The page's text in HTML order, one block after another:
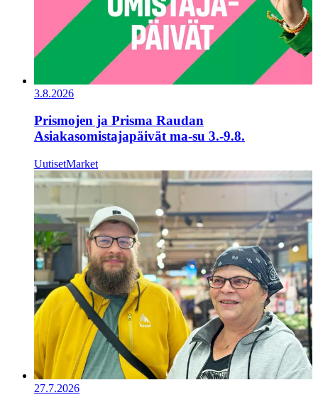
3.8.2026
Prismojen ja Prisma Raudan
Asiakasomistajapäivät ma-su 3.-9.8.
UutisetMarket
27.7.2026